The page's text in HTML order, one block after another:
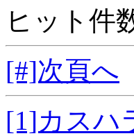
ヒット件
[#]次頁へ
[1]カス